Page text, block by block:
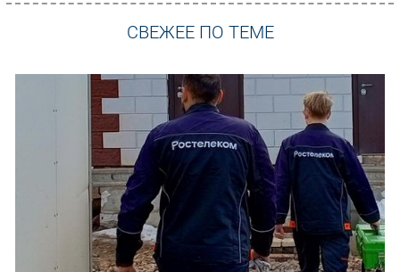
СВЕЖЕЕ ПО ТЕМЕ